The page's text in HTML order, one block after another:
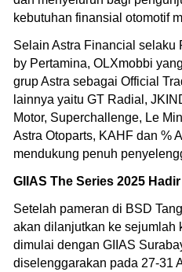
kebutuhan finansial otomotif
Selain Astra Financial selaku
by Pertamina, OLXmobbi
grup Astra sebagai Official
lainnya yaitu GT Radial,
Motor, Superchallenge, Le
Astra Otoparts, KAHF dan %
mendukung penuh
GIIAS The Series 2025
Setelah pameran di BSD
akan dilanjutkan ke sejumlah
dimulai dengan GIIAS
diselenggarakan pada 27-31